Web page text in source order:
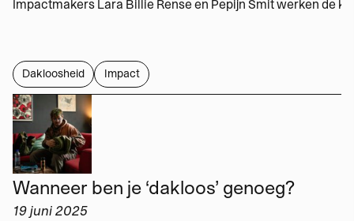
Dakloosheid Impact
Wanneer ben je ‘dakloos’ genoeg?
19 juni 2025